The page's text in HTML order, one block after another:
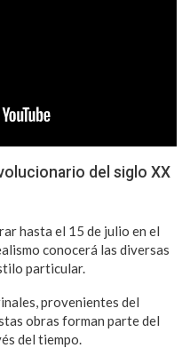
del siglo XX
hasta el 15 de julio en el
conocerá las diversas
particular.
provenientes del
obras forman parte del
del tiempo.